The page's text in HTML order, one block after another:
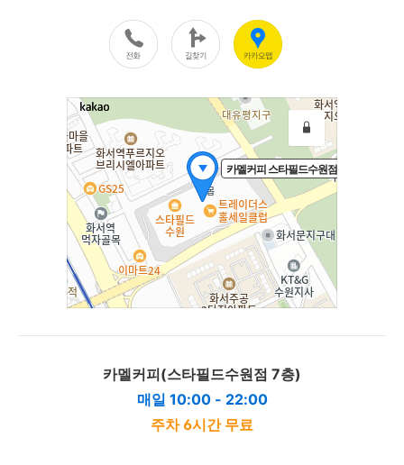
카멜커피(스타필드수원점 7층)
매일 10:00 - 22:00
주차 6시간 무료